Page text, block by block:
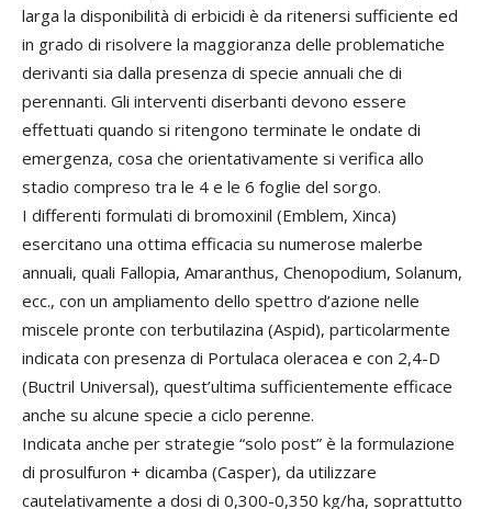
larga la disponibilità di erbicidi è da ritenersi sufficiente ed
in grado di risolvere la maggioranza delle problematiche
derivanti sia dalla presenza di specie annuali che di
perennanti. Gli interventi diserbanti devono essere
effettuati quando si ritengono terminate le ondate di
emergenza, cosa che orientativamente si verifica allo
stadio compreso tra le 4 e le 6 foglie del sorgo.
I differenti formulati di bromoxinil (Emblem, Xinca)
esercitano una ottima efficacia su numerose malerbe
annuali, quali Fallopia, Amaranthus, Chenopodium, Solanum,
ecc., con un ampliamento dello spettro d’azione nelle
miscele pronte con terbutilazina (Aspid), particolarmente
indicata con presenza di Portulaca oleracea e con 2,4-D
(Buctril Universal), quest’ultima sufficientemente efficace
anche su alcune specie a ciclo perenne.
Indicata anche per strategie “solo post” è la formulazione
di prosulfuron + dicamba (Casper), da utilizzare
cautelativamente a dosi di 0,300-0,350 kg/ha, soprattutto